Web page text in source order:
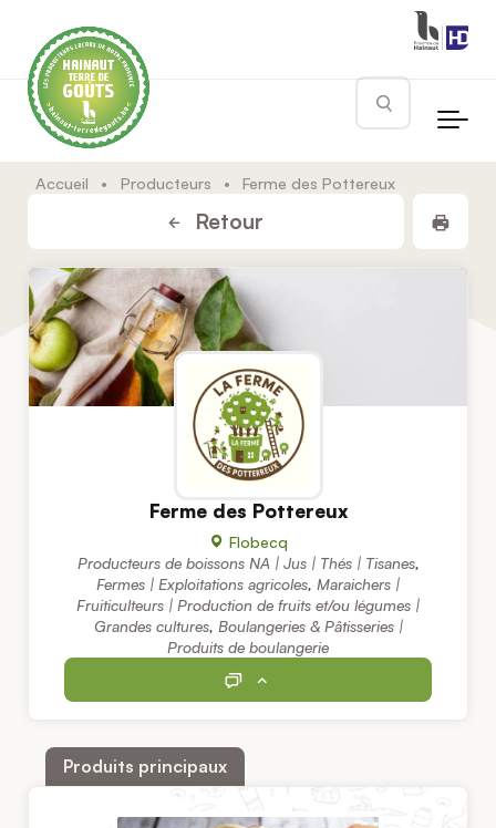
Rechercher
Accueil • Producteurs • Ferme des Pottereux
Retour
Ferme des Pottereux
Flobecq
Producteurs de boissons NA | Jus | Thés | Tisanes,
Fermes | Exploitations agricoles, Maraichers |
Fruiticulteurs | Production de fruits et/ou légumes |
Grandes cultures, Boulangeries & Pâtisseries |
Produits de boulangerie
Produits principaux